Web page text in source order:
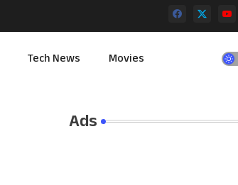
Tech News Movies
Ads